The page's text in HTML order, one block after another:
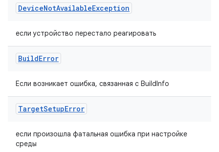
DeviceNotAvailableException
если устройство перестало реагировать
BuildError
Если возникает ошибка, связанная с BuildInfo
TargetSetupError
если произошла фатальная ошибка при настройке
среды